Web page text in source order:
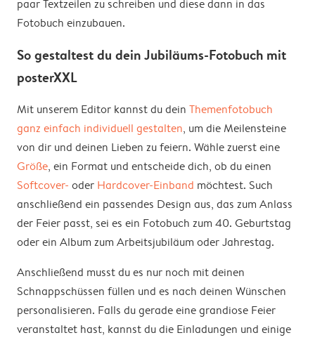
paar Textzeilen zu schreiben und diese dann in das
Fotobuch einzubauen.
So gestaltest du dein Jubiläums-Fotobuch mit
posterXXL
Mit unserem Editor kannst du dein Themenfotobuch
ganz einfach individuell gestalten, um die Meilensteine
von dir und deinen Lieben zu feiern. Wähle zuerst eine
Größe, ein Format und entscheide dich, ob du einen
Softcover- oder Hardcover-Einband möchtest. Such
anschließend ein passendes Design aus, das zum Anlass
der Feier passt, sei es ein Fotobuch zum 40. Geburtstag
oder ein Album zum Arbeitsjubiläum oder Jahrestag.
Anschließend musst du es nur noch mit deinen
Schnappschüssen füllen und es nach deinen Wünschen
personalisieren. Falls du gerade eine grandiose Feier
veranstaltet hast, kannst du die Einladungen und einige